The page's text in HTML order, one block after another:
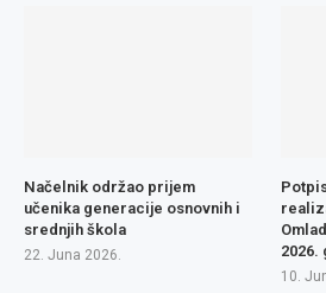
Načelnik održao prijem
učenika generacije osnovnih i
srednjih škola
22. Juna 2026.
2026.
10.